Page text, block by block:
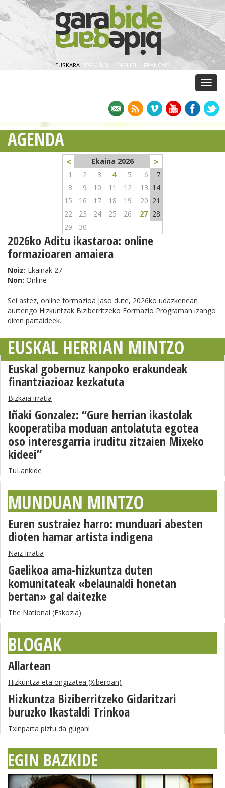
EUSKARA ESPAÑOL · ENGLISH · FRANÇAIS
AGENDA
< Ekaina 2026 >
1 2 3 4 5 6
7
8
9 10 11 12 13 14
15
16 17 18 19 20 21
22
23 24 25 26 27 28
29
30
2026ko Aditu ikastaroa: online
formazioaren amaiera
Noiz: Ekainak 27
Non: Online
Sei astez, online formazioa jaso dute, 2026ko udazkenean
aurtengo Hizkuntzak Biziberritzeko Formazio Programan izango
diren partaideek.
EUSKAL HERRIAN MINTZO
Euskal gobernuz kanpoko erakundeak
finantziazioaz kezkatuta
Bizkaia irratia
Iñaki Gonzalez: “Gure herrian ikastolak
kooperatiba moduan antolatuta egotea
oso interesgarria iruditu zitzaien Mixeko
kideei”
TuLankide
MUNDUAN MINTZO
Euren sustraiez harro: munduari abesten
dioten hamar artista indigena
Naiz Irratia
Gaelikoa ama-hizkuntza duten
komunitateak «belaunaldi honetan
bertan» gal daitezke
The National (Eskozia)
BLOGAK
Allartean
Hizkuntza eta ongizatea (Xiberoan)
Hizkuntza Biziberritzeko Gidaritzari
buruzko Ikastaldi Trinkoa
Txinparta piztu da gugan!
EGIN BAZKIDE